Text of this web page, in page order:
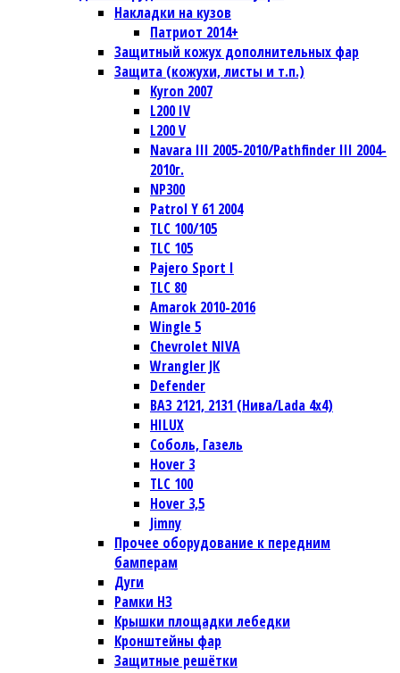
Накладки на кузов
Патриот 2014+
Защитный кожух дополнительных фар
Защита (кожухи, листы и т.п.)
Kyron 2007
L200 IV
L200 V
Navara III 2005-2010/Pathfinder III 2004-
2010г.
NP300
Patrol Y 61 2004
TLC 100/105
TLC 105
Pajero Sport I
TLC 80
Amarok 2010-2016
Wingle 5
Chevrolet NIVA
Wrangler JК
Defender
ВАЗ 2121, 2131 (Нива/Lada 4х4)
HILUX
Соболь, Газель
Hover 3
TLC 100
Hover 3,5
Jimny
Прочее оборудование к передним
бамперам
Дуги
Рамки НЗ
Крышки площадки лебедки
Кронштейны фар
Защитные решётки